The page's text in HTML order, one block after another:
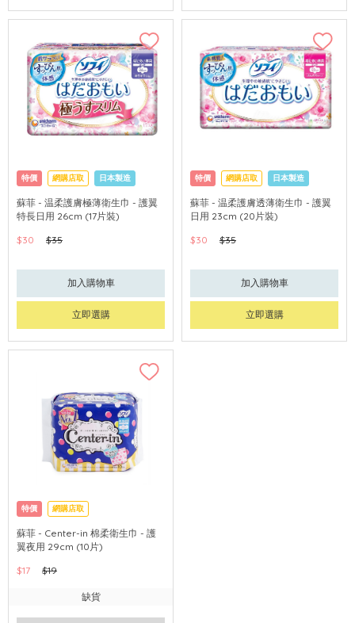
特價 網購店取 日本製造
蘇菲 - 温柔護膚極薄衛生巾 - 護翼
特長日用 26cm (17片裝)
$30
$35
加入購物車
立即選購
特價 網購店取 日本製造
蘇菲 - 温柔護膚透薄衛生巾 - 護翼
日用 23cm (20片裝)
$30
$35
加入購物車
立即選購
特價 網購店取
蘇菲 - Center-in 棉柔衛生巾 - 護
翼夜用 29cm (10片)
$17
$19
缺貨